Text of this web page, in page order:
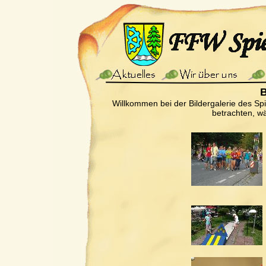
Willkommen bei der Bildergalerie des
betrachten,